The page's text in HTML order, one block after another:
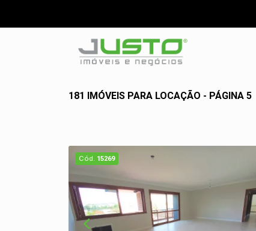
181 IMÓVEIS PARA LOCAÇÃO - PÁGINA 5
Cód. 15269